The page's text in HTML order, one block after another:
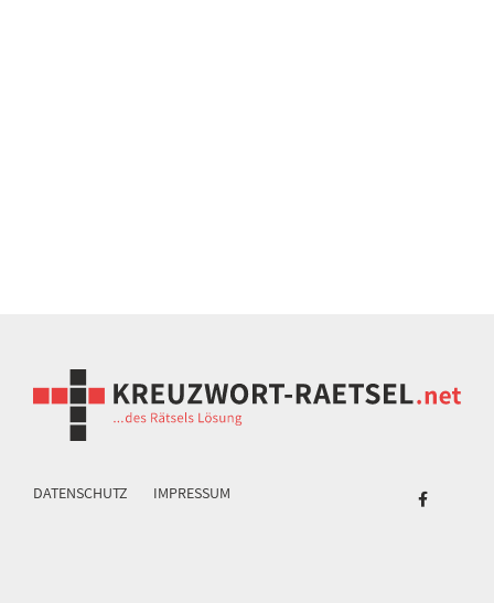
DATENSCHUTZ IMPRESSUM